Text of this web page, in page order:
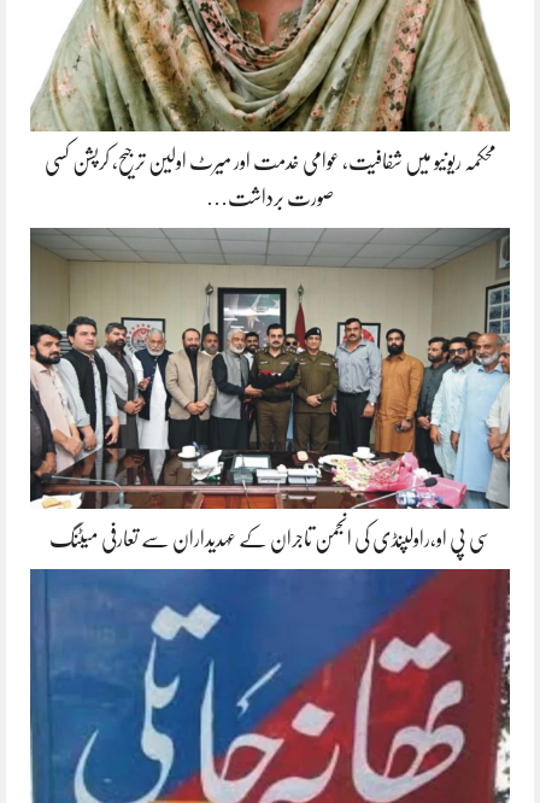
محکمہ ریونیو میں شفافیت، عوامی خدمت اور میرٹ اولین ترجیح، کرپشن کسی
صورت برداشت…
سی پی او،راولپنڈی کی انجمن تاجران کے عہدیداران سے تعارفی میٹنگ